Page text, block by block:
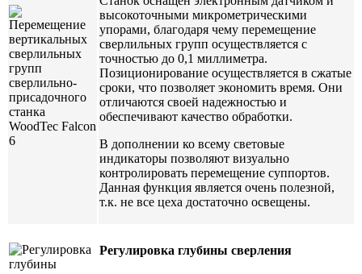
высокоточными микрометрическими
упорами, благодаря чему перемещение
сверлильных групп осуществляется с
точностью до 0,1 миллиметра.
Позиционирование осуществляется в сжатые
сроки, что позволяет экономить время. Они
отличаются своей надежностью и
обеспечивают качество обработки.
В дополнении ко всему световые
индикаторы позволяют визуально
контролировать перемещение суппортов.
Данная функция является очень полезной,
т.к. не все цеха достаточно освещены.
Регулировка глубины сверления